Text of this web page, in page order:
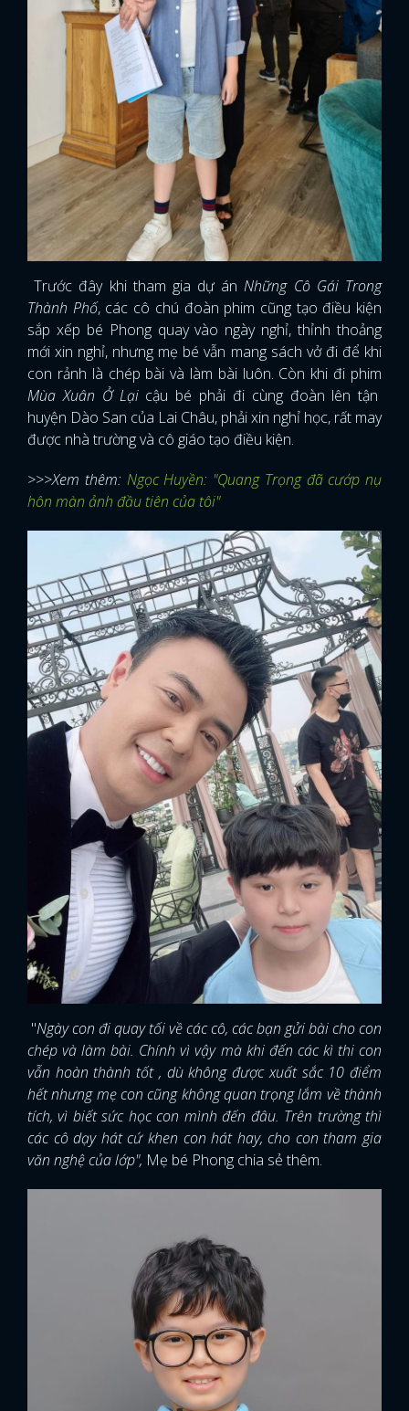
Trước đây khi tham gia dự ánNhững Cô Gái Trong
Thành Phố, các cô chú đoàn phim cũng tạo điều kiện
sắp xếp bé Phong quay vào ngày nghỉ, thỉnh thoảng
mới xin nghỉ, nhưng mẹ bé vẫn mang sách vở đi để khi
con rảnh là chép bài và làm bài luôn. Còn khi đi phim
Mùa Xuân Ở Lạicậu bé phải đi cùng đoàn lên tận
huyện Dào San của Lai Châu, phải xin nghỉ học, rất may
được nhà trường và cô giáo tạo điều kiện.
>>>Xem thêm: Ngọc Huyền: "Quang Trọng đã cướp nụ
hôn màn ảnh đầu tiên của tôi"
"Ngày con đi quay tối về các cô, các bạn gửi bài cho con
chép và làm bài. Chính vì vậy mà khi đến các kì thi con
vẫn hoàn thành tốt , dù không được xuất sắc 10 điểm
hết nhưng mẹ con cũng không quan trọng lắm về thành
tích, vì biết sức học con mình đến đâu. Trên trường thì
các cô dạy hát cứ khen con hát hay, cho con tham gia
văn nghệ của lớp", Mẹ bé Phong chia sẻ thêm.